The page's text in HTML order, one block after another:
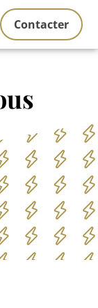
Contacter